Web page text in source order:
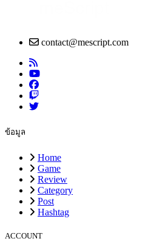
contact@mescript.com
ข้อมูล
Home
Game
Review
Category
Post
Hashtag
ACCOUNT